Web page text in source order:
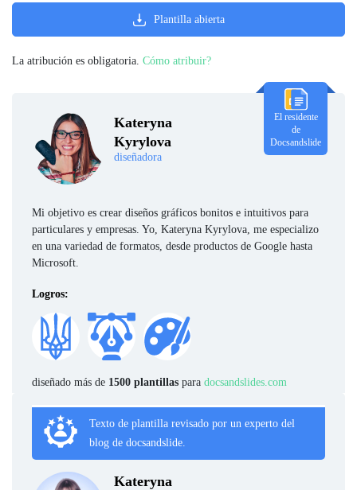
Kateryna
Kyrylova
diseñadora
El residente
de
Docsandslide
Mi objetivo es crear diseños gráficos bonitos e intuitivos para
particulares y empresas. Yo, Kateryna Kyrylova, me especializo
en una variedad de formatos, desde productos de Google hasta
Microsoft.
Logros:
diseñado más de 1500 plantillas para docsandslides.com
Texto de plantilla revisado por un experto del
blog de docsandslide.
Kateryna
Plantilla abierta
La atribución es obligatoria. Cómo atribuir?